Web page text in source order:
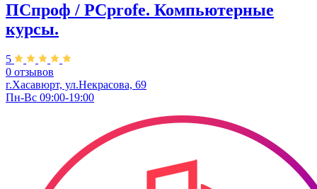
ПСпроф / PCprofe. Компьютерные
курсы.
5
0 отзывов
г.Хасавюрт, ул.Некрасова, 69
Пн-Вс 09:00-19:00